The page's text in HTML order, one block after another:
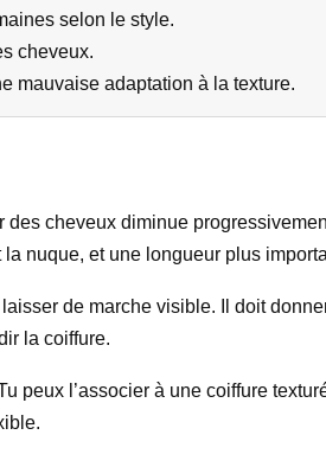
selon le style.
cheveux.
mauvaise adaptation à la texture.
cheveux diminue
nuque, et une longueur plus
de marche visible. Il doit
la coiffure.
peux l’associer à une coiffure